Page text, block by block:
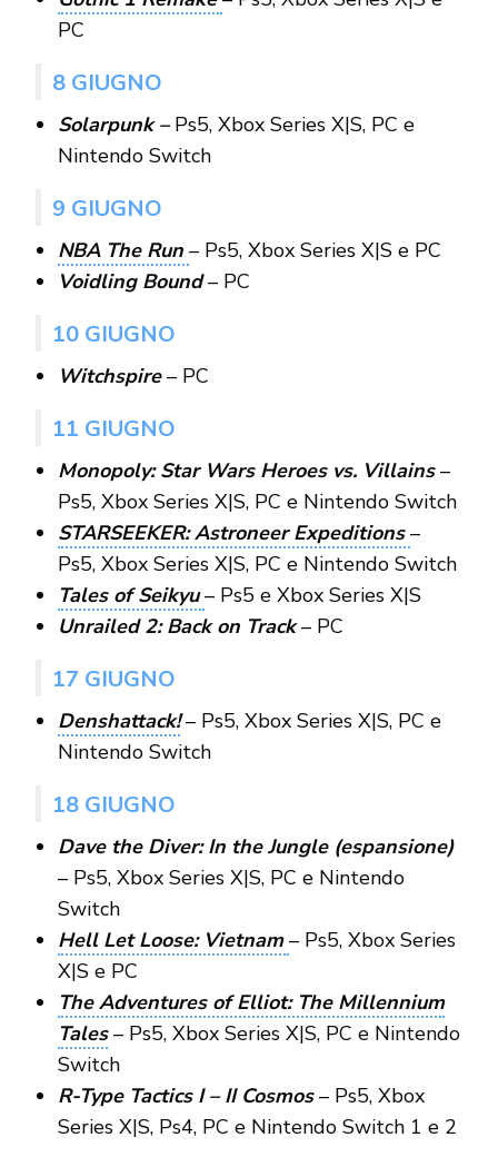
PC
8 GIUGNO
Solarpunk –Ps5, Xbox Series X|S, PC e
Nintendo Switch
9 GIUGNO
NBA The Run – Ps5, Xbox Series X|S e PC
Voidling Bound – PC
10 GIUGNO
Witchspire– PC
11 GIUGNO
Monopoly: Star Wars Heroes vs. Villains–
Ps5, Xbox Series X|S, PC e Nintendo Switch
STARSEEKER: Astroneer Expeditions –
Ps5, Xbox Series X|S, PC e Nintendo Switch
Tales of Seikyu – Ps5 e Xbox Series X|S
Unrailed 2: Back on Track – PC
17 GIUGNO
Denshattack! – Ps5, Xbox Series X|S, PC e
Nintendo Switch
18 GIUGNO
Dave the Diver: In the Jungle (espansione)
– Ps5, Xbox Series X|S, PC e Nintendo
Switch
Hell Let Loose: Vietnam – Ps5, Xbox Series
X|S e PC
The Adventures of Elliot: The Millennium
Tales– Ps5, Xbox Series X|S, PC e Nintendo
Switch
R-Type Tactics I – II Cosmos– Ps5, Xbox
Series X|S, Ps4, PC e Nintendo Switch 1 e 2